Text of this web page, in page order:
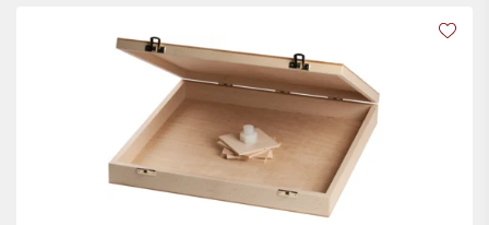
Fræsere
Fræser / rundsave
Kombimaskiner
CNC-Bearbejdningscentre
Rundsave / formatrundsave
Fræsere
Fræser / rundsave